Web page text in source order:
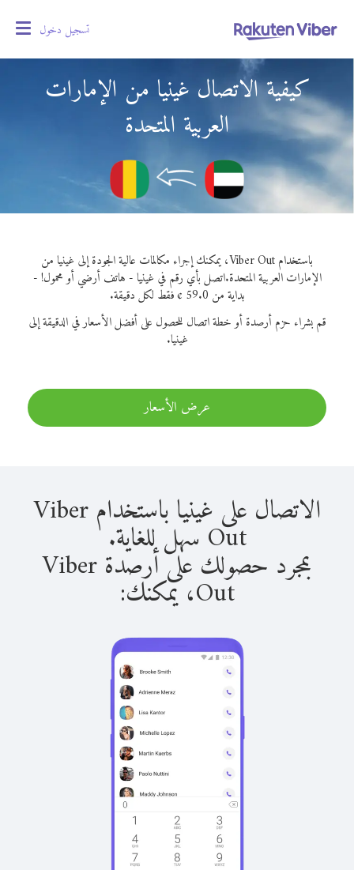
تسجيل دخول
كيفية الاتصال غينيا من الإمارات
العربية المتحدة
باستخدام Viber Out، يمكنك إجراء مكالمات عالية الجودة إلى غينيا من
الإمارات العربية المتحدة.اتصل بأي رقم في غينيا - هاتف أرضي أو محمول! -
بداية من 59.0 ¢ فقط لكل دقيقة.
قم بشراء حزم أرصدة أو خطة اتصال للحصول على أفضل الأسعار في الدقيقة إلى
غينيا.
عرض الأسعار
الاتصال على غينيا باستخدام Viber
Out سهل للغاية.
بمجرد حصولك على أرصدة Viber
Out، يمكنك: